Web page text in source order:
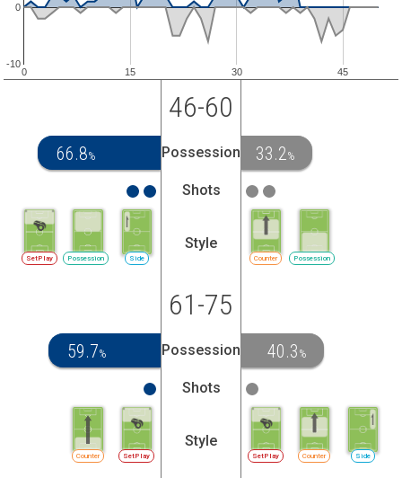
0 15 30 45
-10
0
46-60
66.8% Possession 33.2%
Shots
Side
Possession
SetPlay
Style
Counter Possession
61-75
59.7% Possession 40.3 %
Shots
SetPlay
Counter
Style
SetPlay Counter Side